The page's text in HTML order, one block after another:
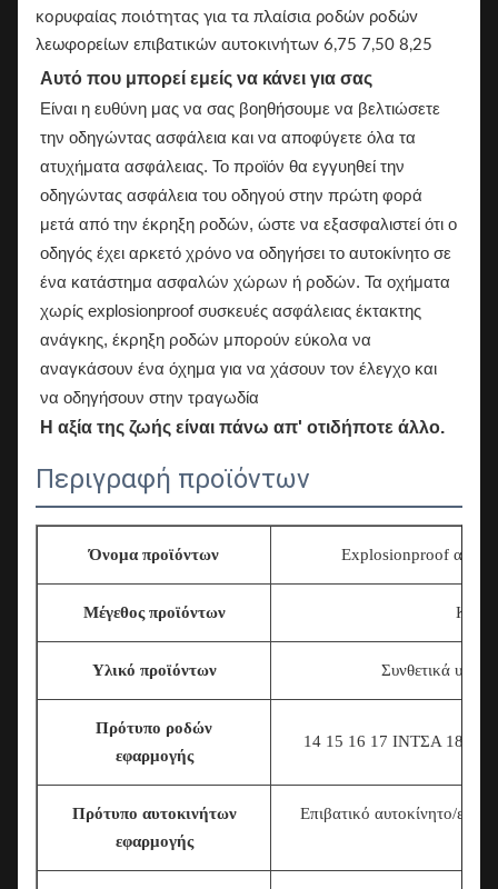
κορυφαίας ποιότητας για τα πλαίσια ροδών ροδών
λεωφορείων επιβατικών αυτοκινήτων 6,75 7,50 8,25
Αυτό που μπορεί εμείς να κάνει για σας
Είναι η ευθύνη μας να σας βοηθήσουμε να βελτιώσετε
την οδηγώντας ασφάλεια και να αποφύγετε όλα τα
ατυχήματα ασφάλειας. Το προϊόν θα εγγυηθεί την
οδηγώντας ασφάλεια του οδηγού στην πρώτη φορά
μετά από την έκρηξη ροδών, ώστε να εξασφαλιστεί ότι ο
οδηγός έχει αρκετό χρόνο να οδηγήσει το αυτοκίνητο σε
ένα κατάστημα ασφαλών χώρων ή ροδών. Τα οχήματα
χωρίς explosionproof συσκευές ασφάλειας έκτακτης
ανάγκης, έκρηξη ροδών μπορούν εύκολα να
αναγκάσουν ένα όχημα για να χάσουν τον έλεγχο και
να οδηγήσουν στην τραγωδία
Η αξία της ζωής είναι πάνω απ' οτιδήποτε άλλο.
Περιγραφή προϊόντων
Όνομα προϊόντων Explosionproof
Μέγεθος προϊόντων
Υλικό προϊόντων Συνθετικά
Πρότυπο ροδών
εφαρμογής
14 15 16 17 ΙΝΤΣΑ
Πρότυπο αυτοκινήτων
εφαρμογής
Επιβατικό αυτοκίνητο/